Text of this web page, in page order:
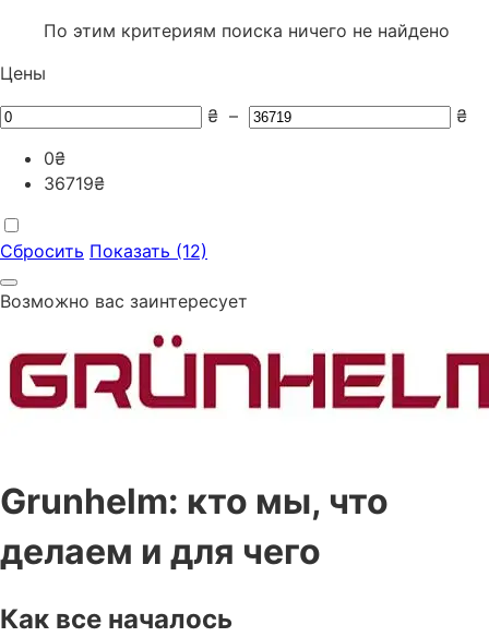
По этим критериям поиска ничего не найдено
Цены
₴ –
₴
0₴
36719₴
Сбросить Показать (12)
Возможно вас заинтересует
Grunhelm: кто мы, что
делаем и для чего
Как все началось